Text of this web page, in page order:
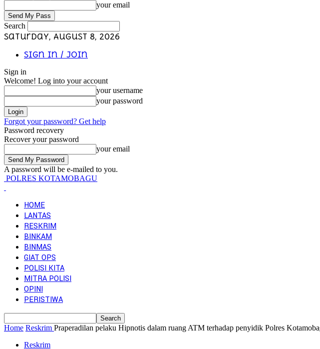
your email
Search
Saturday, August 8, 2026
Sign in / Join
Sign in
Welcome! Log into your account
your username
your password
Forgot your password? Get help
Password recovery
Recover your password
your email
A password will be e-mailed to you.
POLRES KOTAMOBAGU
HOME
LANTAS
RESKRIM
BINKAM
BINMAS
GIAT OPS
POLISI KITA
MITRA POLISI
OPINI
PERISTIWA
Home Reskrim Praperadilan pelaku Hipnotis dalam ruang ATM terhadap penyidik Polres
Reskrim